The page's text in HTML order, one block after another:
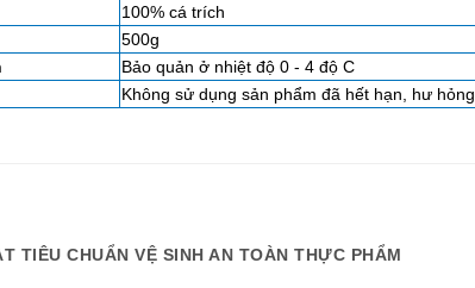
100% cá trích
500g
Bảo quản ở nhiệt độ 0 - 4 độ C
Không sử dụng sản phẩm đã hết hạn, hư hỏng
TIÊU CHUẨN VỆ SINH AN TOÀN THỰC PHẨM